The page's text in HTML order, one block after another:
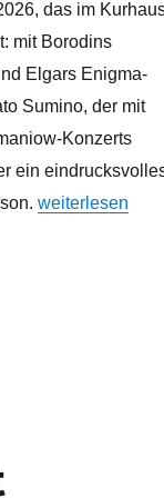
das im
mit Borodins
Elgars Enigma-
Sumino, der mit
Konzerts
ein
„Brillanter
weiterlesen